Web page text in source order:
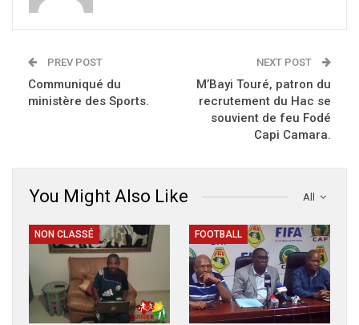
PREV POST
Communiqué du
ministère des Sports.
NEXT POST
M’Bayi Touré, patron du
recrutement du Hac se
souvient de feu Fodé
Capi Camara.
All
You Might Also Like
NON CLASSÉ FOOTBALL